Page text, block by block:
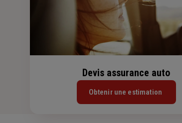
Devis assurance auto
Obtenir une estimation